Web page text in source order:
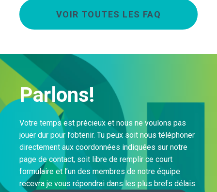
VOIR TOUTES LES FAQ
Parlons!
Votre temps est précieux et nous ne voulons pas
jouer dur pour l’obtenir. Tu peux soit nous téléphoner
directement aux coordonnées indiquées sur notre
page de contact, soit libre de remplir ce court
formulaire et l’un des membres de notre équipe
recevra je vous répondrai dans les plus brefs délais.